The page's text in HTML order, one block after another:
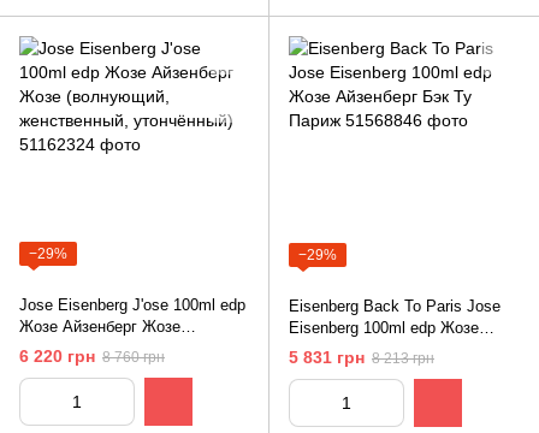
−29%
Jose Eisenberg J'ose 100ml edp
Жозе Айзенберг Жозе
(волнующий, женственный,
утончённый)
6 220 грн 8 760 грн
−29%
Eisenberg Back To Paris Jose
Eisenberg 100ml edp Жозе
Айзенберг Бэк Ту Париж
5 831 грн 8 213 грн